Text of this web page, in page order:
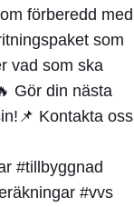
förberedd med
som
vad som ska
Gör din nästa
Kontakta oss
#tillbyggnad
#vvs